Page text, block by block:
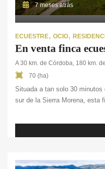
7 meses atrás
ECUESTRE OCIO
A 30 km. de Córdoba, 180 km.
70 (ha)
Situada a tan solo 30
sur de la Sierra Morena, esta
dehesas de encinas y
cortijo de 600 m²,